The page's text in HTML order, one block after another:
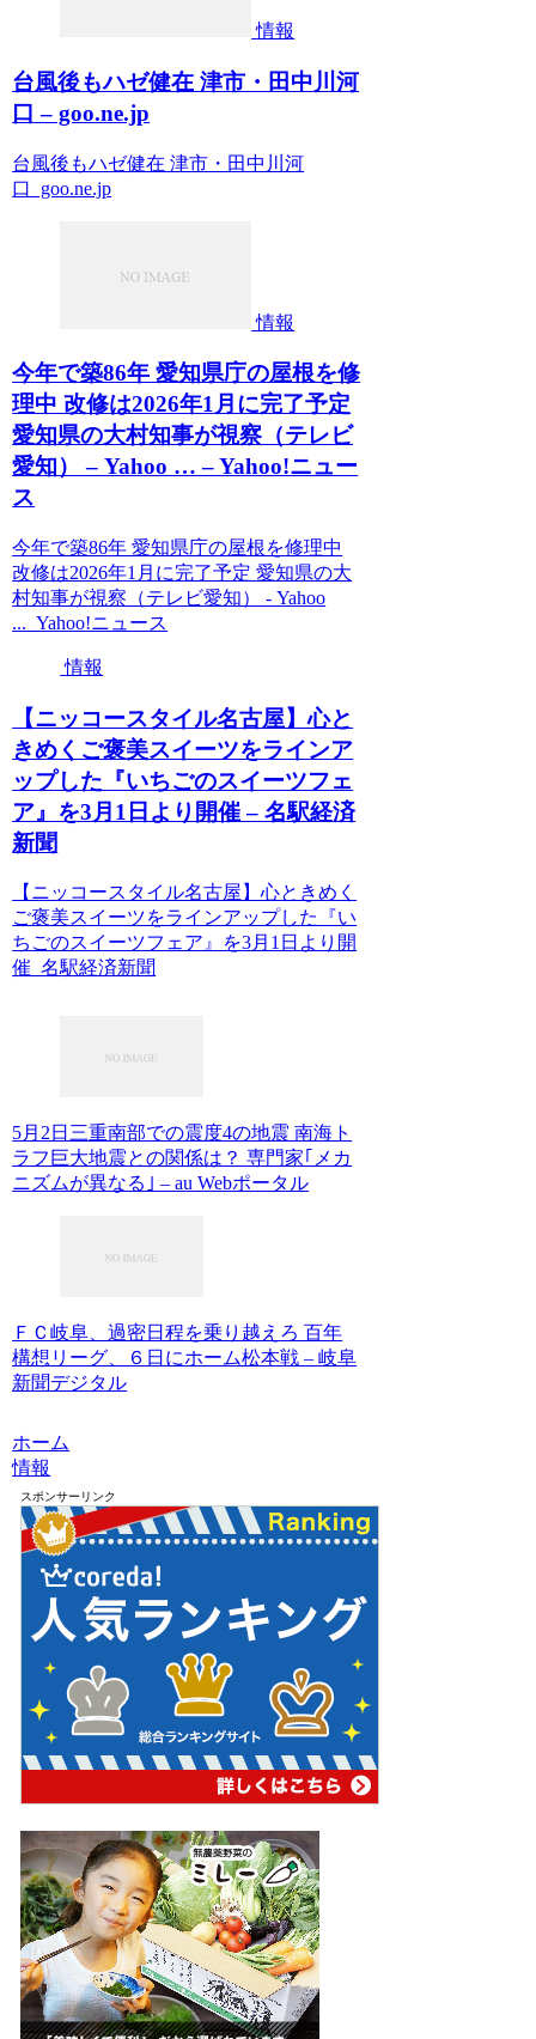
情報
台風後もハゼ健在 津市・田中川河
口 – goo.ne.jp
台風後もハゼ健在 津市・田中川河
口 goo.ne.jp
情報
今年で築86年 愛知県庁の屋根を修
理中 改修は2026年1月に完了予定
愛知県の大村知事が視察（テレビ
愛知） – Yahoo … – Yahoo!ニュー
ス
今年で築86年 愛知県庁の屋根を修理中
改修は2026年1月に完了予定 愛知県の大
村知事が視察（テレビ愛知） - Yahoo
... Yahoo!ニュース
情報
【ニッコースタイル名古屋】心と
きめくご褒美スイーツをラインア
ップした『いちごのスイーツフェ
ア』を3月1日より開催 – 名駅経済
新聞
【ニッコースタイル名古屋】心ときめく
ご褒美スイーツをラインアップした『い
ちごのスイーツフェア』を3月1日より開
催 名駅経済新聞
5月2日三重南部での震度4の地震 南海ト
ラフ巨大地震との関係は？ 専門家｢メカ
ニズムが異なる｣ – au Webポータル
ＦＣ岐阜、過密日程を乗り越えろ 百年
構想リーグ、６日にホーム松本戦 – 岐阜
新聞デジタル
ホーム
情報
スポンサーリンク